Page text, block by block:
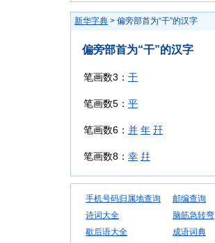
新华字典 > 偏旁部首为“干”的汉字
偏旁部首为“干”的汉字
笔画数3： 干
笔画数5： 平
笔画数6： 并 年 幵
笔画数8： 幸 幷
手机号码归属地查询 邮编查询
诗词大全
脑筋急转弯
歇后语大全
成语词典